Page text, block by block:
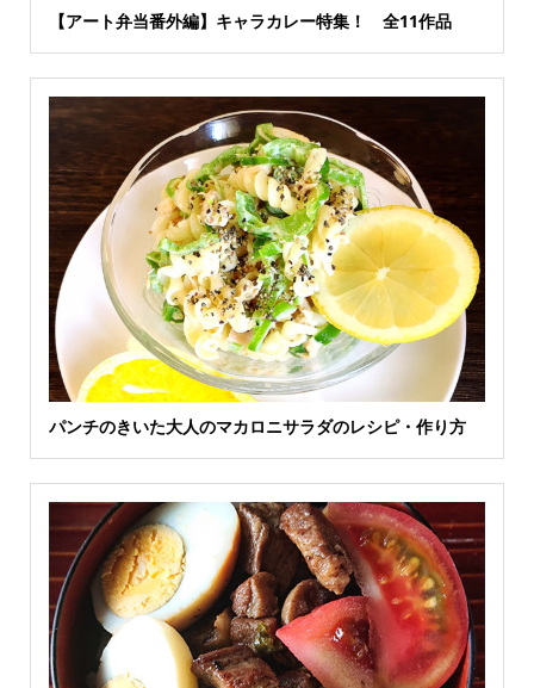
【アート弁当番外編】キャラカレー特集！ 全11作品
パンチのきいた大人のマカロニサラダのレシピ・作り方